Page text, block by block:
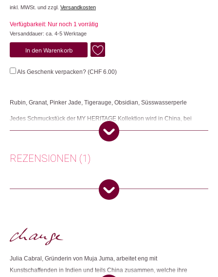
inkl. MWSt. und zzgl. Versandkosten
Verfügbarkeit: Nur noch 1 vorrätig
Versanddauer: ca. 4-5 Werktage
Menge
In den Warenkorb
Als Geschenk verpacken? (CHF 6.00)
Rubin, Granat, Pinker Jade, Tigerauge, Obsidian, Süsswasserperle
Jedes Schmuckstück der MY HERITAGE Kollektion wird in China, bei
Frauen Zuhause, in Handarbeit hergestellt. Dies ermöglicht ihnen die
Arbeit an ihrem Heimatort und bei ihren Familien.
Produktion: China
Mode & Accessoires
Dieses Produkt weiterempfehlen:
REZENSIONEN (1)
(Verifizierter Käufer)
Nur angemeldete Kunden, die dieses Produkt gekauft haben,
dürfen eine Rezension abgeben.
Julia Cabral, Gründerin von Muja Juma, arbeitet eng mit
Kunstschaffenden in Indien und teils China zusammen, welche ihre